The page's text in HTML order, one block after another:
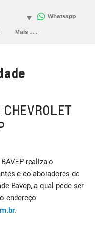
realiza o
e colaboradores de
Bavep, a qual pode ser
endereço
.